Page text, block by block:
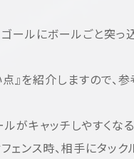
ゴールにボールごと突
点』を紹介しますので、
がキャッチしやすくなる
ェンス時、相手にタック